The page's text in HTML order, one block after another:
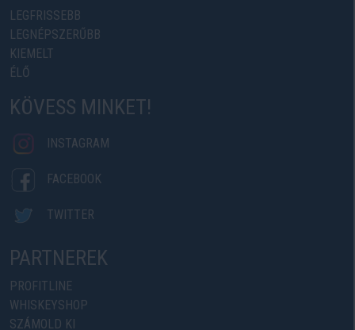
LEGFRISSEBB
LEGNÉPSZERŰBB
KIEMELT
ÉLŐ
KÖVESS MINKET!
INSTAGRAM
FACEBOOK
TWITTER
PARTNEREK
PROFITLINE
WHISKEYSHOP
SZÁMOLD KI